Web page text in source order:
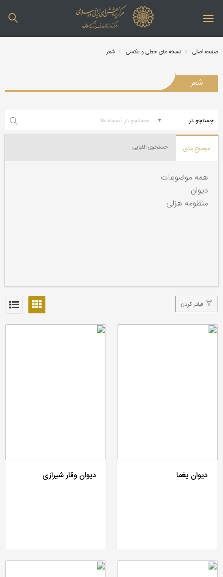
صفحه اصلی نسخه های خطی و عکسی شعر
شعر
موضوع بندی جستجوی الفبایی
همه موضوعات
دیوان
منظومه هزلی
فیلتر کردن
دیوان یغما دیوان وقار شیرازی